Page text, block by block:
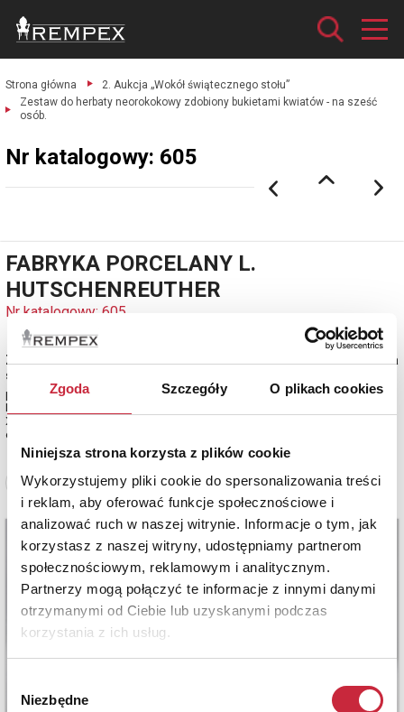
Zgoda Szczegóły O plikach cookies
Niniejsza strona korzysta z plików cookie
Wykorzystujemy pliki cookie do spersonalizowania treści
i reklam, aby oferować funkcje społecznościowe i
analizować ruch w naszej witrynie. Informacje o tym, jak
korzystasz z naszej witryny, udostępniamy partnerom
społecznościowym, reklamowym i analitycznym.
Partnerzy mogą połączyć te informacje z innymi danymi
otrzymanymi od Ciebie lub uzyskanymi podczas
korzystania z ich usług.
zgody
Niezbędne
Strona główna
2. Aukcja „Wokół świątecznego stołu”
Zestaw do herbaty neorokokowy zdobiony bukietami kwiatów - na sześć
osób.
Nr katalogowy: 605
FABRYKA PORCELANY L.
HUTSCHENREUTHER
Nr katalogowy: 605
Zestaw do herbaty neorokokowy zdobiony bukietami kwiatów - na
sześć osób
porcelana w tonacji écru, kalka, złocenia.
Niemcy, oddział w Dreźnie, Porzellanfabrik Lorenz Hutschenreiter, koniec
XX w. - pocz. XXI w.
estymacja: 900 - 1 100 zł
Zobacz pełne informacje